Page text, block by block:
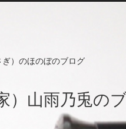
）のほのぼのブログ
）山雨乃兎の